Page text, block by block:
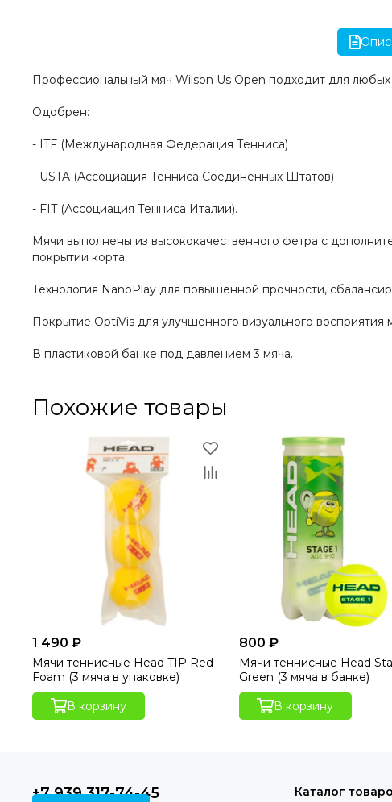
Профессиональный мяч Wilson Us Open подходит для
Одобрен:
- ITF (Международная Федерация Тенниса)
- USTA (Ассоциация Тенниса Соединенных Штатов)
- FIT (Ассоциация Тенниса Италии).
Мячи выполнены из высококачественного фетра с
покрытии корта.
Технология NanoPlay для повышенной прочности,
Покрытие OptiVis для улучшенного визуального восприятия
В пластиковой банке под давлением 3 мяча.
Похожие товары
1 490 ₽
Мячи теннисные Head TIP Red
Foam (3 мяча в упаковке)
В корзину
800 ₽
Мячи теннисные Head
Green (3 мяча в банке)
В корзину
+7 939 317-74-45 Каталог